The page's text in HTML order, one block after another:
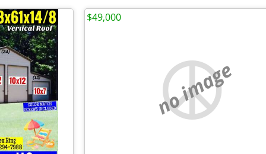
no image
$49,000